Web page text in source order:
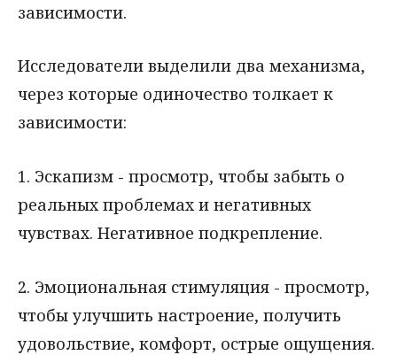
зависимости.
Исследователи выделили два механизма,
через которые одиночество толкает к
зависимости:
1. Эскапизм - просмотр, чтобы забыть о
реальных проблемах и негативных
чувствах. Негативное подкрепление.
2. Эмоциональная стимуляция - просмотр,
чтобы улучшить настроение, получить
удовольствие, комфорт, острые ощущения.